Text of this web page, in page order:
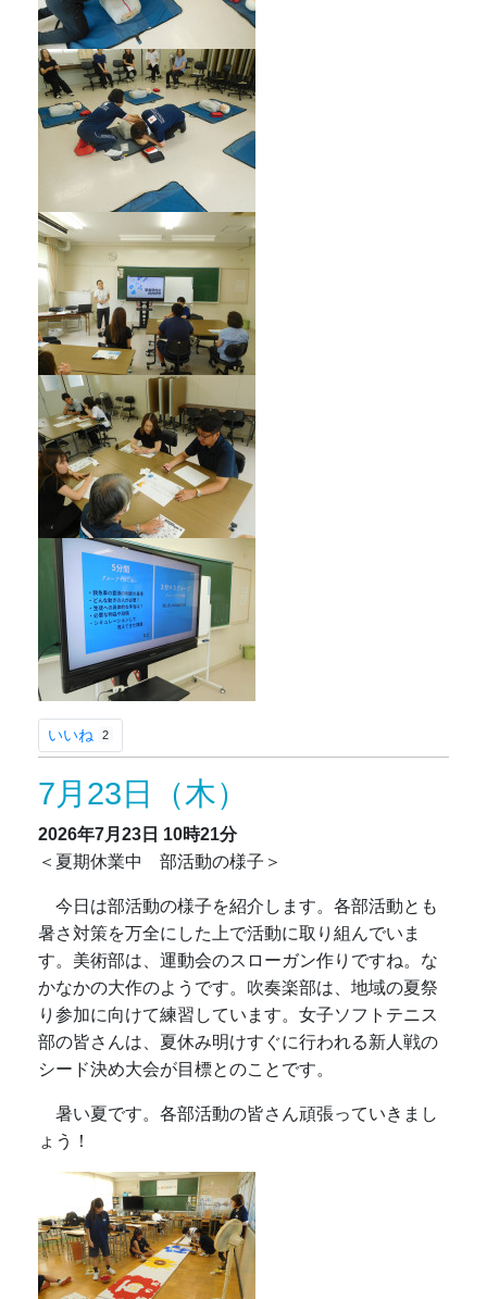
いいね 2
7月23日（木）
2026年7月23日 10時21分
＜夏期休業中 部活動の様子＞
今日は部活動の様子を紹介します。各部活動とも
暑さ対策を万全にした上で活動に取り組んでいま
す。美術部は、運動会のスローガン作りですね。な
かなかの大作のようです。吹奏楽部は、地域の夏祭
り参加に向けて練習しています。女子ソフトテニス
部の皆さんは、夏休み明けすぐに行われる新人戦の
シード決め大会が目標とのことです。
暑い夏です。各部活動の皆さん頑張っていきまし
ょう！